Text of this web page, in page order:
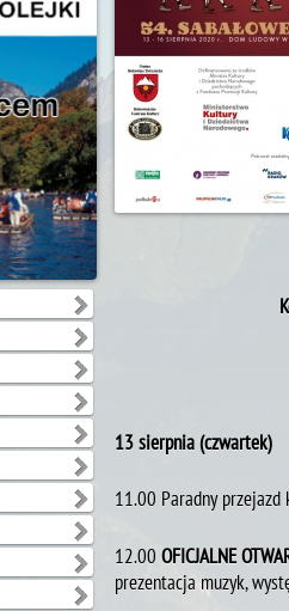
13 sierpnia (czwartek)
11.00 Paradny przejazd
12.00 OFICJALNE
prezentacja muzyk,